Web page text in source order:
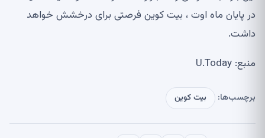
در پایان ماه اوت ، بیت کوین فرصتی برای درخشش خواهد
داشت.
منبع: U.Today
برچسب‌ها: بیت کوین